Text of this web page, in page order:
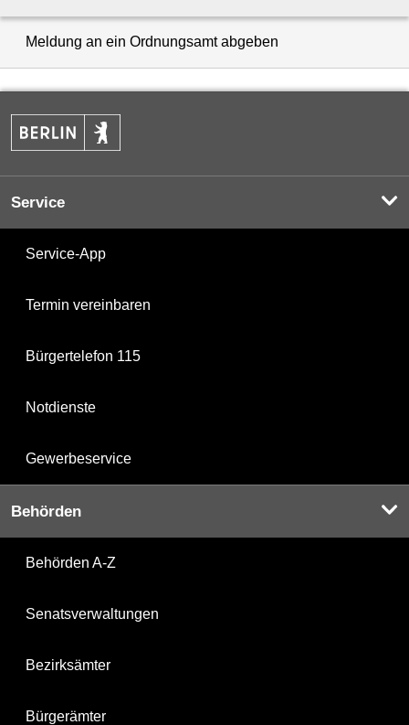
Meldung an ein Ordnungsamt abgeben
Service
Service-App
Termin vereinbaren
Bürgertelefon 115
Notdienste
Gewerbeservice
Behörden
Behörden A-Z
Senatsverwaltungen
Bezirksämter
Bürgerämter